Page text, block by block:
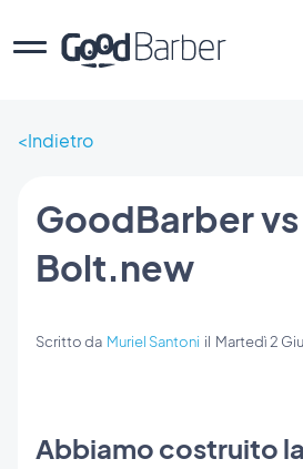
Indietro
GoodBarber vs
Bolt.new
Scritto da Muriel Santoni il Martedì 2
Abbiamo costruito